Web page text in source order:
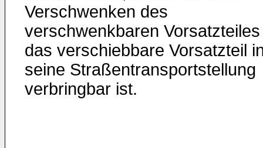
Verschwenken des
verschwenkbaren Vorsatzteiles
das verschiebbare Vorsatzteil
seine Straßentransportstellung
verbringbar ist.